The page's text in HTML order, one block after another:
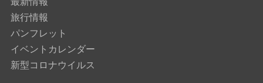
旅行情報
パンフレット
イベントカレンダー
新型コロナウイルス